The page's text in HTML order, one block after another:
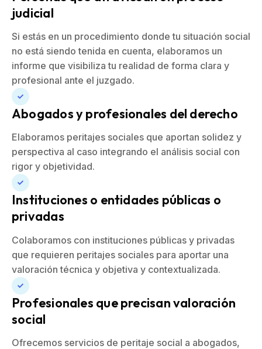
judicial
Si estás en un procedimiento donde tu situación social
no está siendo tenida en cuenta, elaboramos un
informe que visibiliza tu realidad de forma clara y
profesional ante el juzgado.
Abogados y profesionales del derecho
Elaboramos peritajes sociales que aportan solidez y
perspectiva al caso integrando el análisis social con
rigor y objetividad.
Instituciones o entidades públicas o
privadas
Colaboramos con instituciones públicas y privadas
que requieren peritajes sociales para aportar una
valoración técnica y objetiva y contextualizada.
Profesionales que precisan valoración
social
Ofrecemos servicios de peritaje social a abogados,